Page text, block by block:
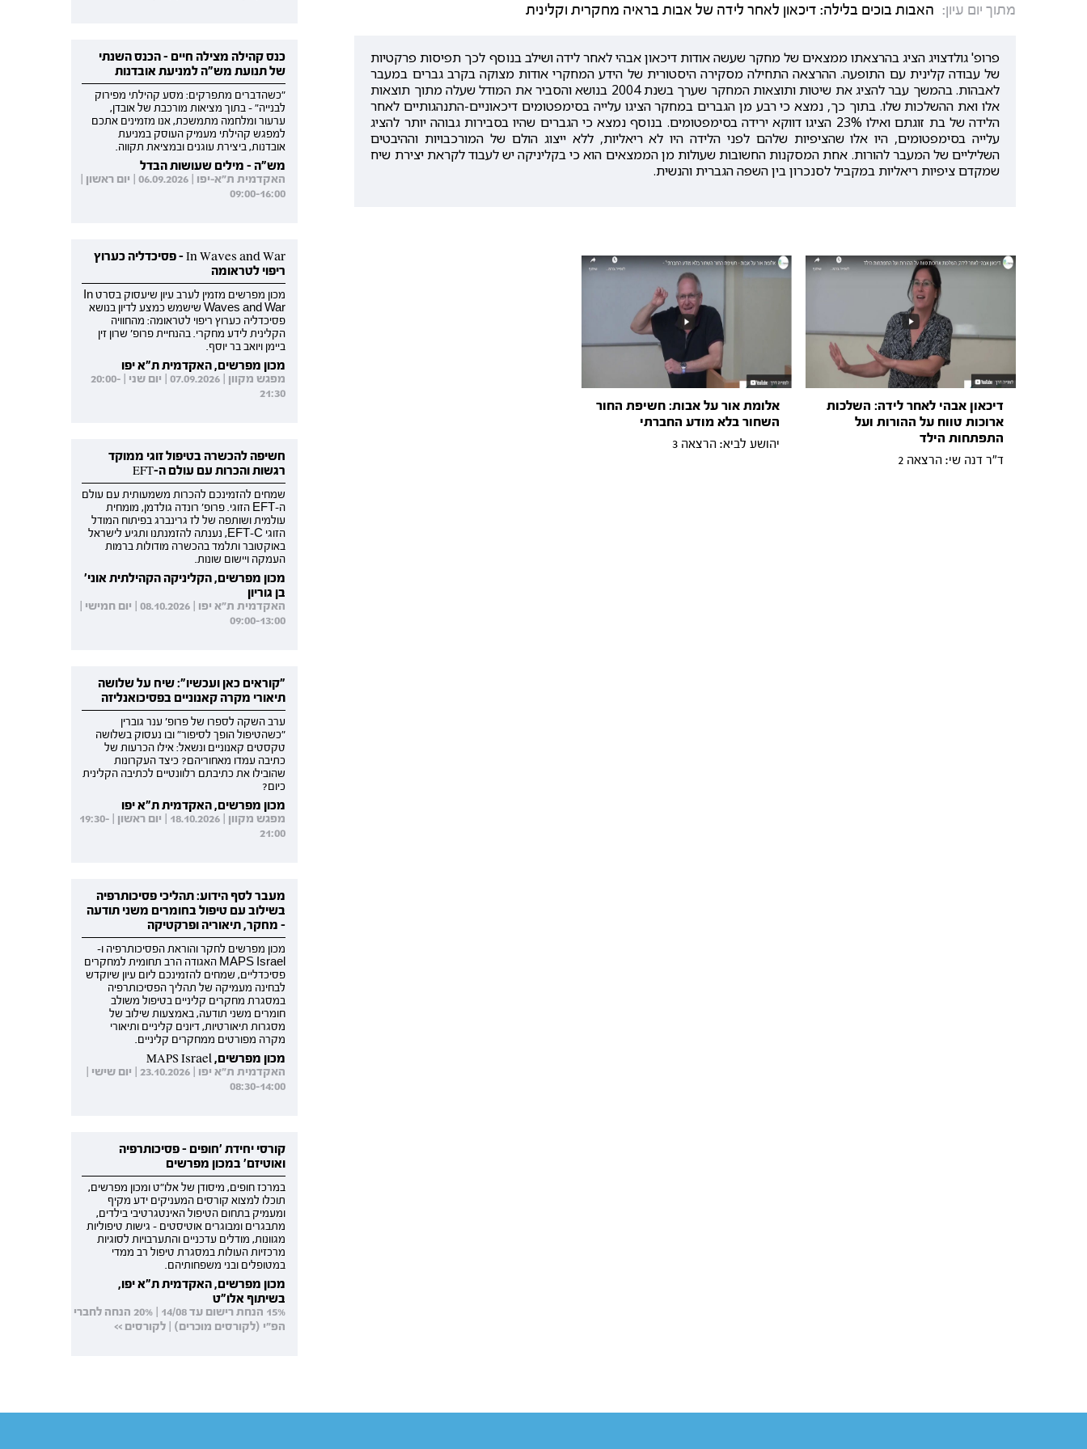
מתוך יום עיון: האבות בוכים בלילה: דיכאון לאחר לידה של אבות בראיה מחקרית וקלינית
פרופ' גולדצויג הציג בהרצאתו ממצאים של מחקר שעשה אודות דיכאון אבהי לאחר לידה ושילב בנוסף לכך תפיסות פרקטיות
של עבודה קלינית עם התופעה. ההרצאה התחילה מסקירה היסטורית של הידע המחקרי אודות מצוקה בקרב גברים במעבר
לאבהות. בהמשך עבר להציג את שיטות ותוצאות המחקר שערך בשנת 2004 בנושא והסביר את המודל שעלה מתוך תוצאות
אלו ואת ההשלכות שלו. בתוך כך, נמצא כי רבע מן הגברים במחקר הציגו עלייה בסימפטומים דיכאוניים-התנהגותיים לאחר
הלידה של בת זוגתם ואילו 23% הציגו דווקא ירידה בסימפטומים. בנוסף נמצא כי הגברים שהיו בסבירות גבוהה יותר להציג
עלייה בסימפטומים, היו אלו שהציפיות שלהם לפני הלידה היו לא ריאליות, ללא ייצוג הולם של המורכבויות וההיבטים
השליליים של המעבר להורות. אחת המסקנות החשובות שעולות מן הממצאים הוא כי בקליניקה יש לעבוד לקראת יצירת שיח
שמקדם ציפיות ריאליות במקביל לסנכרון בין השפה הגברית והנשית.
דיכאון אבהי לאחר לידה: השלכות
ארוכות טווח על ההורות ועל
התפתחות הילד
ד"ר דנה שי: הרצאה 2
אלומת אור על אבות: חשיפת החור
השחור בלא מודע החברתי
יהושע לביא: הרצאה 3
כנס קהילה מצילה חיים - הכנס השנתי
של תנועת מש"ה למניעת אובדנות
"כשהדברים מתפרקים: מסע קהילתי מפירוק
לבנייה" - בתוך מציאות מורכבת של אובדן,
ערעור ומלחמה מתמשכת, אנו מזמינים אתכם
למפגש קהילתי מעמיק העוסק במניעת
אובדנות, ביצירת עוגנים ובמציאת תקווה.
מש"ה - מילים שעושות הבדל
האקדמית ת"א-יפו | 06.09.2026 | יום ראשון |
09:00-16:00
In Waves and War - פסיכדליה כערוץ
ריפוי לטראומה
מכון מפרשים מזמין לערב עיון שיעסוק בסרט In
Waves and War שישמש כמצע לדיון בנושא
פסיכדליה כערוץ ריפוי לטראומה: מהחוויה
הקלינית לידע מחקרי. בהנחיית פרופ' שרון זין
ביימן ויואב בר יוסף.
מכון מפרשים, האקדמית ת"א יפו
מפגש מקוון | 07.09.2026 | יום שני | 20:00-
21:30
חשיפה להכשרה בטיפול זוגי ממוקד
רגשות והכרות עם עולם ה-EFT
שמחים להזמינכם להכרות משמעותית עם עולם
ה-EFT הזוגי. פרופ' רונדה גולדמן, מומחית
עולמית ושותפה של לז גרינברג בפיתוח המודל
הזוגי EFT-C, נענתה להזמנתנו ותגיע לישראל
באוקטובר ותלמד בהכשרה מודולות ברמות
העמקה ויישום שונות.
מכון מפרשים, הקליניקה הקהילתית אוני'
בן גוריון
האקדמית ת"א יפו | 08.10.2026 | יום חמישי |
09:00-13:00
"קוראים כאן ועכשיו": שיח על שלושה
תיאורי מקרה קאנוניים בפסיכואנליזה
ערב השקה לספרו של פרופ' ענר גוברין
"כשהטיפול הופך לסיפור" ובו נעסוק בשלושה
טקסטים קאנוניים ונשאל: אילו הכרעות של
כתיבה עמדו מאחוריהם? כיצד העקרונות
שהובילו את כתיבתם רלוונטיים לכתיבה הקלינית
כיום?
מכון מפרשים, האקדמית ת"א יפו
מפגש מקוון | 18.10.2026 | יום ראשון | 19:30-
21:00
מעבר לסף הידוע: תהליכי פסיכותרפיה
בשילוב עם טיפול בחומרים משני תודעה
- מחקר, תיאוריה ופרקטיקה
מכון מפרשים לחקר והוראת הפסיכותרפיה ו-
MAPS Israel האגודה הרב תחומית למחקרים
פסיכדליים, שמחים להזמינכם ליום עיון שיוקדש
לבחינה מעמיקה של תהליך הפסיכותרפיה
במסגרת מחקרים קליניים בטיפול משולב
חומרים משני תודעה, באמצעות שילוב של
מסגרות תיאורטיות, דיונים קליניים ותיאורי
מקרה מפורטים ממחקרים קליניים.
מכון מפרשים, MAPS Israel
האקדמית ת"א יפו | 23.10.2026 | יום שישי |
08:30-14:00
קורסי יחידת 'חופים - פסיכותרפיה
ואוטיזם' במכון מפרשים
במרכז חופים, מיסודן של אלו"ט ומכון מפרשים,
תוכלו למצוא קורסים המעניקים ידע מקיף
ומעמיק בתחום הטיפול האינטגרטיבי בילדים,
מתבגרים ומבוגרים אוטיסטים - גישות טיפוליות
מגוונות, מודלים עדכניים והתערבויות לסוגיות
מרכזיות העולות במסגרת טיפול רב ממדי
במטופלים ובני משפחותיהם.
מכון מפרשים, האקדמית ת"א יפו,
בשיתוף אלו"ט
15% הנחת רישום עד 14/08 | 20% הנחה לחברי
הפ"י (לקורסים מוכרים) | לקורסים >>